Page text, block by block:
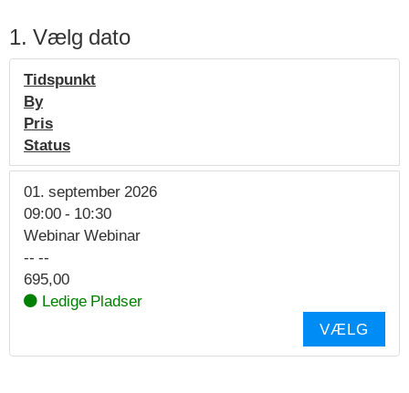
1. Vælg dato
Tidspunkt
By
Pris
Status
01. september 2026
09:00- 10:30
Webinar Webinar
-- --
695,00
Ledige Pladser
VÆLG